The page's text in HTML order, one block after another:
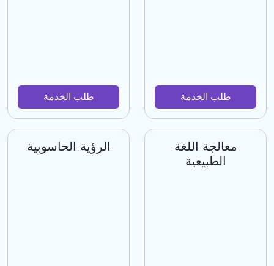
طلب الخدمة طلب الخدمة
معالجة اللغة
الطبيعية
الرؤية الحاسوبية